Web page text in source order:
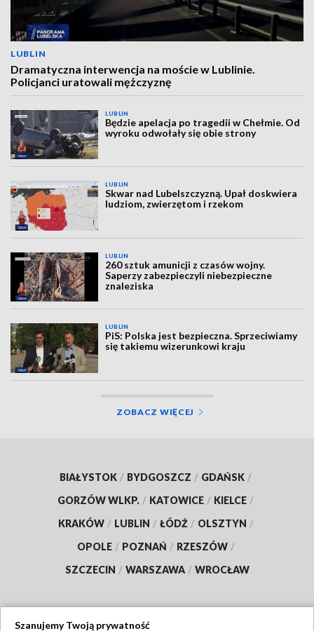
LUBLIN
Dramatyczna interwencja na moście w Lublinie.
Policjanci uratowali mężczyznę
LUBLIN
Będzie apelacja po tragedii w Chełmie. Od
wyroku odwołały się obie strony
LUBLIN
Skwar nad Lubelszczyzną. Upał doskwiera
ludziom, zwierzętom i rzekom
LUBLIN
260 sztuk amunicji z czasów wojny.
Saperzy zabezpieczyli niebezpieczne
znaleziska
LUBLIN
PiS: Polska jest bezpieczna. Sprzeciwiamy
się takiemu wizerunkowi kraju
ZOBACZ WIĘCEJ
BIAŁYSTOK / BYDGOSZCZ / GDAŃSK /
GORZÓW WLKP. / KATOWICE / KIELCE /
KRAKÓW / LUBLIN / ŁÓDŹ / OLSZTYN /
OPOLE / POZNAŃ / RZESZÓW /
SZCZECIN / WARSZAWA / WROCŁAW
Szanujemy Twoją prywatność